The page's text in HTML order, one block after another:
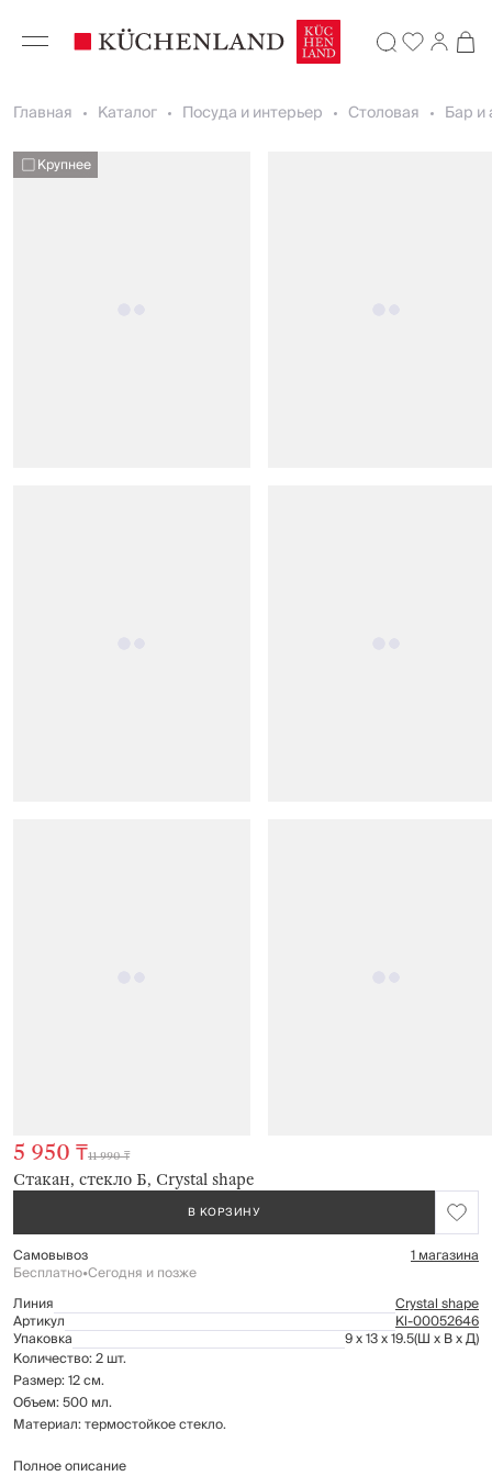
Главная Каталог Посуда и интерьер Столовая Бар и
Крупнее
Стакан, стекло Б, Crystal shape
5 950 ₸11 990 ₸
В КОРЗИНУ
Самовывоз 1 магазина
Бесплатно•Сегодня и позже
Линия
Crystal shape
Артикул Kl-00052646
Упаковка 9 x 13 x 19.5(Ш x В x Д)
Количество: 2 шт.
Размер: 12 см.
Объем: 500 мл.
Материал: термостойкое стекло.
Не рекомендуется использовать ложку для перемешивания жидкости
Полное описание